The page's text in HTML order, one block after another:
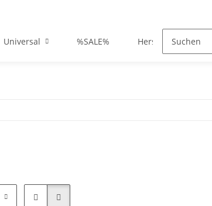
Universal %SALE% Hersteller